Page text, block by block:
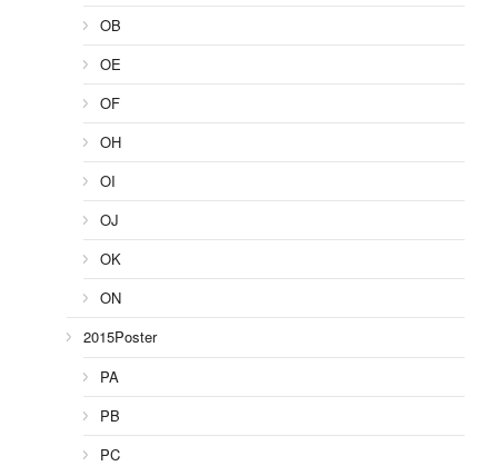
OB
OE
OF
OH
OI
OJ
OK
ON
2015Poster
PA
PB
PC